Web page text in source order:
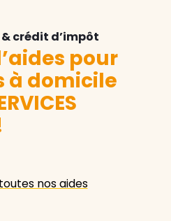
crédit d’impôt
pour
à domicile
nos aides